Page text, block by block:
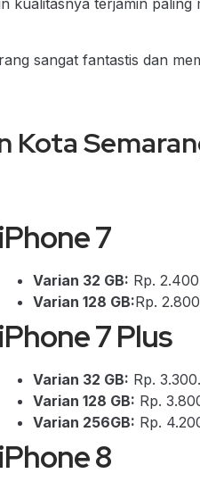
terjamin
sangat fantastis dan
Kota
iPhone 7
Varian 32 GB: Rp.
Varian 128 GB:Rp.
iPhone 7 Plus
Varian 32 GB: Rp.
Varian 128 GB: Rp.
Varian 256GB: Rp.
iPhone 8